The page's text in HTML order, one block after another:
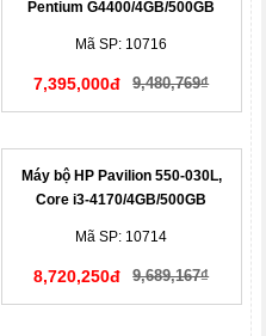
Pentium G4400/4GB/500GB
Mã SP: 10716
7,395,000đ 9,480,769₫
Máy bộ HP Pavilion 550-030L,
Core i3-4170/4GB/500GB
Mã SP: 10714
8,720,250đ 9,689,167₫